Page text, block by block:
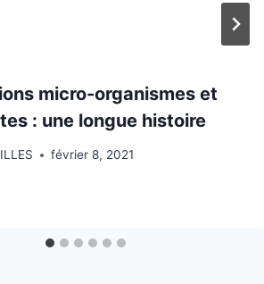
micro-organismes et
: une longue histoire
février 8, 2021